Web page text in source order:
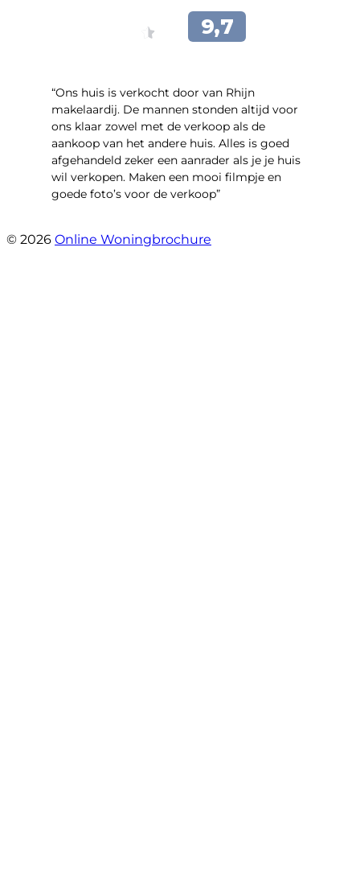
“Ons huis is verkocht door van Rhijn
makelaardij. De mannen stonden altijd voor
ons klaar zowel met de verkoop als de
aankoop van het andere huis. Alles is goed
afgehandeld zeker een aanrader als je je huis
wil verkopen. Maken een mooi filmpje en
goede foto’s voor de verkoop”
© 2026 Online Woningbrochure